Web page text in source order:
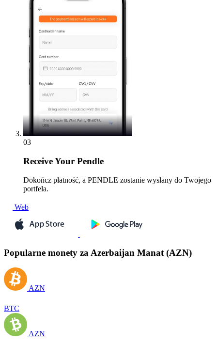
03
ReceiveYour Pendle
Dokończ płatność, a PENDLE zostanie wysłany do Twojego
portfela.
Web
Popularne monety za Azerbaijan Manat (AZN)
AZN
BTC
AZN